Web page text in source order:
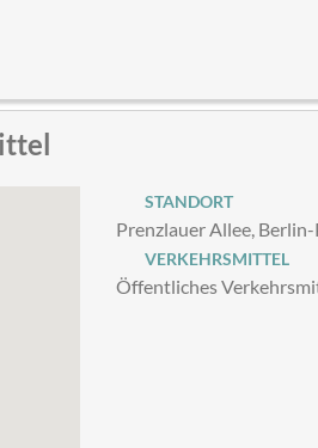
STANDORT
Prenzlauer Allee,
VERKEHRSMITTEL
Öffentliches